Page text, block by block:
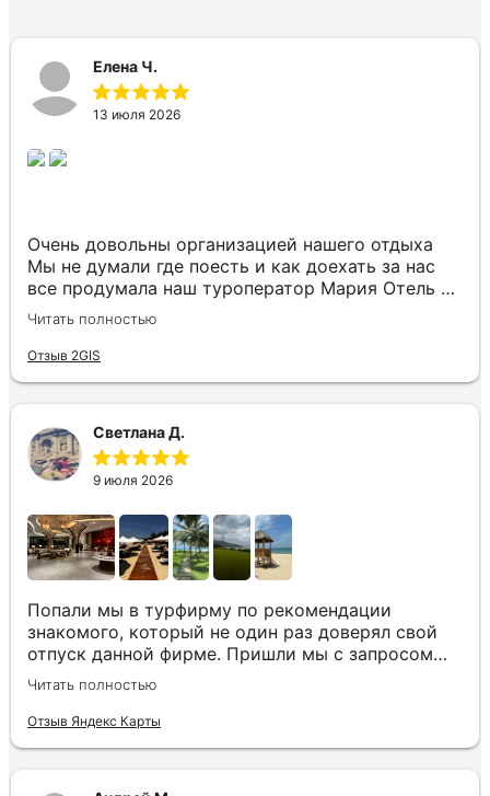
Елена Ч.
13 июля 2026
Очень довольны организацией нашего отдыха
Мы не думали где поесть и как доехать за нас
все продумала наш туроператор Мария Отель в
котором мы жили находится в тихом месте в
шаговой доступности большое количество
достопримечательностей и мест где можно
Читать полностью
Отзыв 2GIS
Светлана Д.
9 июля 2026
Попали мы в турфирму по рекомендации
знакомого, который не один раз доверял свой
отпуск данной фирме. Пришли мы с запросом
«хочу то, не знаю что», было несколько
направлений, но куда точно хотим,
представления не имели. Нашим агентом была
Читать полностью
Отзыв Яндекс Карты